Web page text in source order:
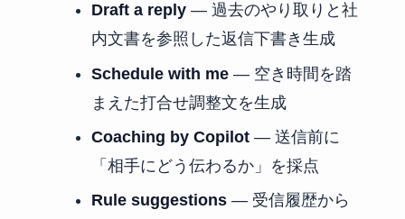
Draft a reply — 過去のやり取りと社
内文書を参照した返信下書き生成
Schedule with me — 空き時間を踏
まえた打合せ調整文を生成
Coaching by Copilot — 送信前に
「相手にどう伝わるか」を採点
Rule suggestions — 受信履歴から